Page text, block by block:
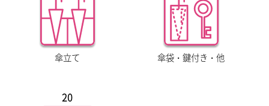
傘立て 傘袋・鍵付き・他
20